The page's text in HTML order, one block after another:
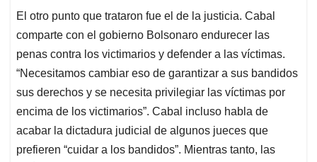
El otro punto que trataron fue el de la justicia. Cabal
comparte con el gobierno Bolsonaro endurecer las
penas contra los victimarios y defender a las víctimas.
“Necesitamos cambiar eso de garantizar a sus bandidos
sus derechos y se necesita privilegiar las víctimas por
encima de los victimarios”. Cabal incluso habla de
acabar la dictadura judicial de algunos jueces que
prefieren “cuidar a los bandidos”. Mientras tanto, las